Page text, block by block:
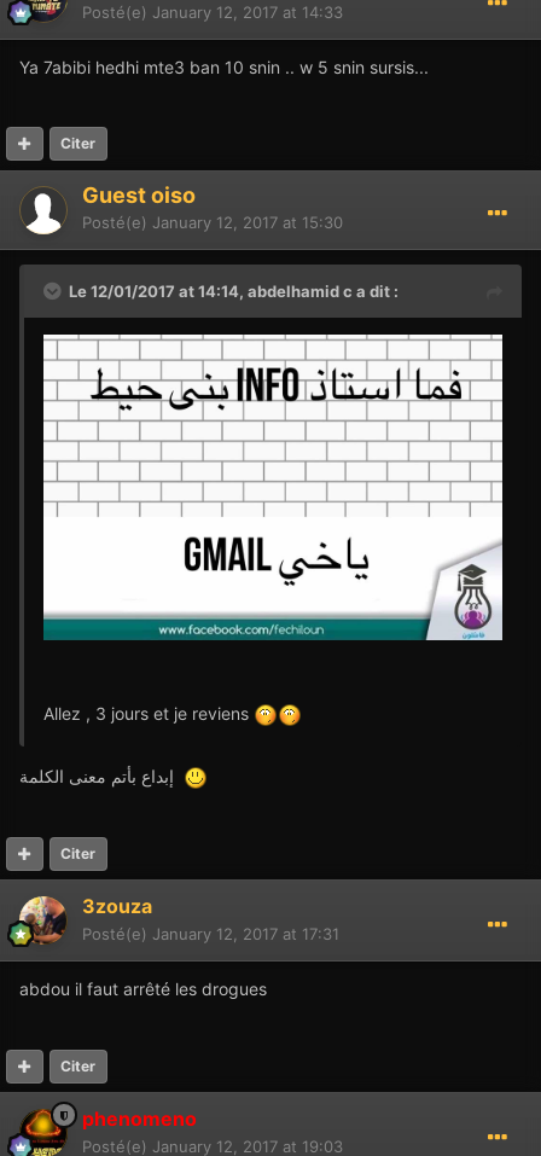
Posté(e) January 12, 2017 at 14:33
Ya 7abibi hedhi mte3 ban 10 snin .. w 5 snin sursis...
Citer
Guest oiso
Posté(e) January 12, 2017 at 15:30
Le 12/01/2017 at 14:14, abdelhamid c a dit :
Allez , 3 jours et je reviens
Citer
3zouza
Posté(e) January 12, 2017 at 17:31
abdou il faut arrêté les drogues
Citer
phenomeno
Posté(e) January 12, 2017 at 19:03